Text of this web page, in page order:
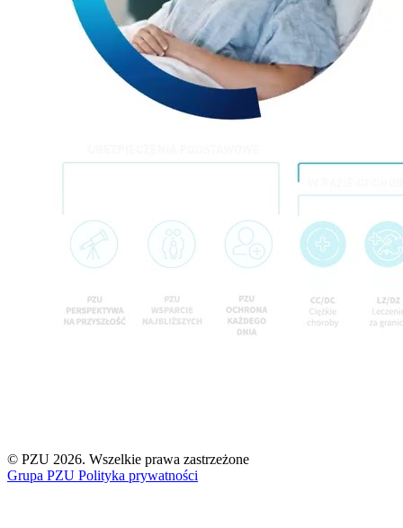
© PZU 2026. Wszelkie prawa zastrzeżone
Grupa PZU Polityka prywatności